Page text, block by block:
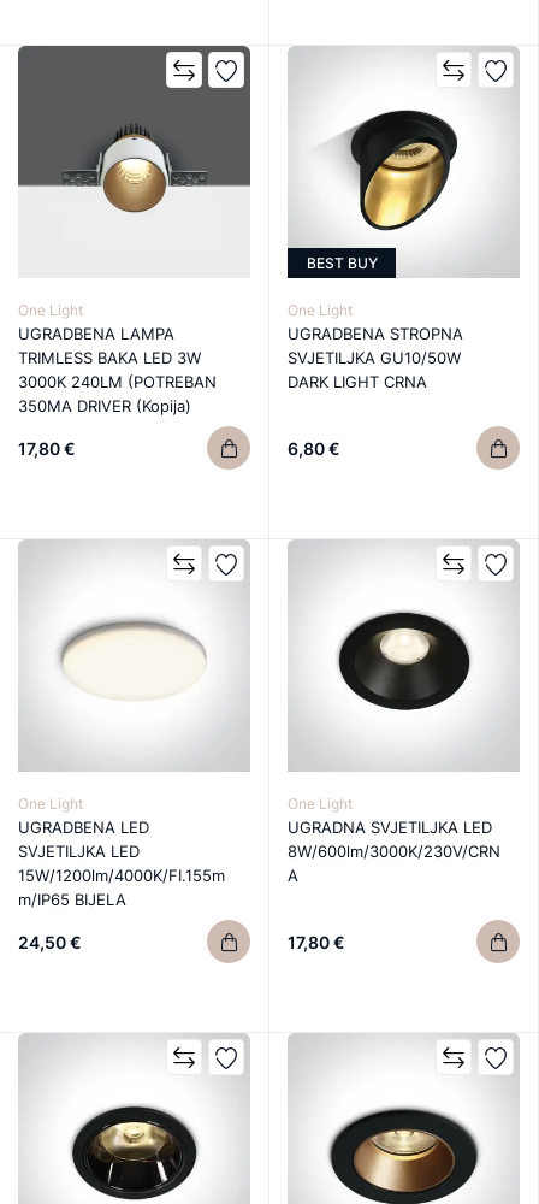
One Light
UGRADBENA LAMPA
TRIMLESS BAKA LED 3W
3000K 240LM (POTREBAN
350MA DRIVER (Kopija)
17,80 €
BEST BUY
One Light
UGRADBENA STROPNA
SVJETILJKA GU10/50W
DARK LIGHT CRNA
6,80 €
One Light
UGRADBENA LED
SVJETILJKA LED
15W/1200lm/4000K/FI.155m
m/IP65 BIJELA
24,50 €
One Light
UGRADNA SVJETILJKA LED
8W/600lm/3000K/230V/CRN
A
17,80 €